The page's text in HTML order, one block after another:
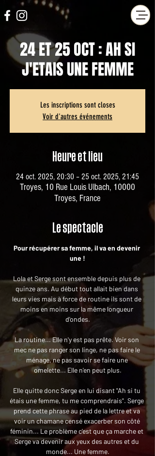
24 ET 25 OCT : AH SI
J'ETAIS UNE FEMME
Les inscriptions sont closes
Voir d'autres événements
Heure et lieu
24 oct. 2025, 20:30 – 25 oct. 2025, 21:45
Troyes, 10 Rue Louis Ulbach, 10000
Troyes, France
Le spectacle
Pour récupérer sa femme, il va en devenir
une !
Lola et Serge sont ensemble depuis plus de
quinze ans. Au début tout allait bien dans
leurs vies mais à force de routine ils sont de
moins en moins sur la même longueur
d'ondes.
La routine... Elle n'y est pas prête. Voir son
mec ne pas ranger son linge, ne pas faire le
ménage, ne pas savoir se faire une
omelette... Elle n'en peut plus.
Elle quitte donc Serge en lui disant "Ah si tu
étais une femme, tu me comprendrais". Serge
prend cette phrase au pied de la lettre et va
voir un chamane censé exacerber son côté
féminin... Le problème c'est que ça marche et
Serge va devenir aux yeux des autres et du
monde... Une femme.